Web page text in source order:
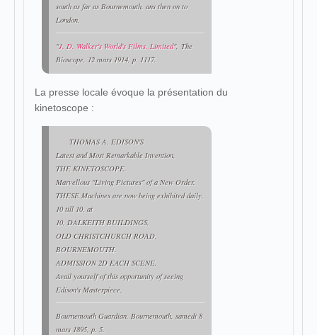
south as far as Bournemouth, ans then on to
London.
"J. D. Walker's World's Films, Limited", The
Bioscope, 12 mars 1914, p. 1117.
La presse locale évoque la présentation du
kinetoscope :
THOMAS A. EDISON'S
Latest and Most Remarkable Invention,
THE KINETOSCOPE.
Marvellous "Living Pictures" of a New Order.
THESE Machines are now being exhibited daily,
10 till 10, at
10, DALKEITH BUILDINGS,
OLD CHRISTCHURCH ROAD,
BOURNEMOUTH.
ADMISSION 2D EACH SCENE.
Avail yourself of this opportunity of seeing
Edison's Masterpiece.
Bournemouth Guardian, Bournemouth, samedi 8
mars 1895, p. 5.